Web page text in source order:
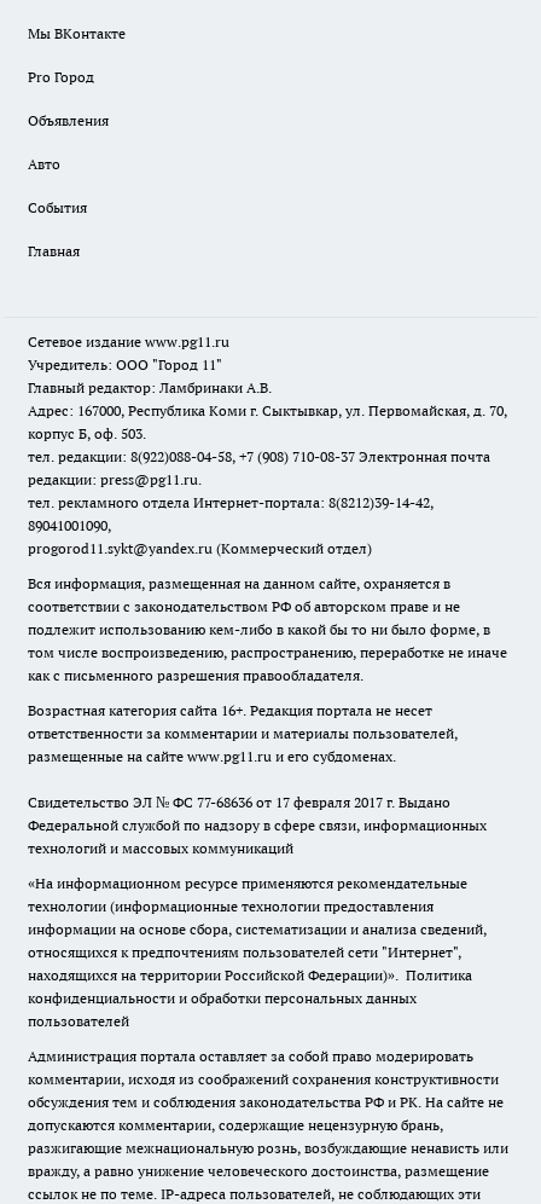
Мы ВКонтакте
Pro Город
Объявления
Авто
События
Главная
Сетевое издание www.pg11.ru
Учредитель: ООО "Город 11"
Главный редактор: Ламбринаки А.В.
Адрес: 167000, Республика Коми г. Сыктывкар, ул. Первомайская, д. 70,
корпус Б, оф. 503.
тел. редакции: 8(922)088-04-58, +7 (908) 710-08-37 Электронная почта
редакции: press@pg11.ru.
тел. рекламного отдела Интернет-портала: 8(8212)39-14-42,
89041001090,
progorod11.sykt@yandex.ru (Коммерческий отдел)
Вся информация, размещенная на данном сайте, охраняется в
соответствии с законодательством РФ об авторском праве и не
подлежит использованию кем-либо в какой бы то ни было форме, в
том числе воспроизведению, распространению, переработке не иначе
как с письменного разрешения правообладателя.
Возрастная категория сайта 16+. Редакция портала не несет
ответственности за комментарии и материалы пользователей,
размещенные на сайте www.pg11.ru и его субдоменах.
Свидетельство ЭЛ № ФС 77-68636 от 17 февраля 2017 г. Выдано
Федеральной службой по надзору в сфере связи, информационных
технологий и массовых коммуникаций
«На информационном ресурсе применяются рекомендательные
технологии (информационные технологии предоставления
информации на основе сбора, систематизации и анализа сведений,
относящихся к предпочтениям пользователей сети "Интернет",
находящихся на территории Российской Федерации)». Политика
конфиденциальности и обработки персональных данных
пользователей
Администрация портала оставляет за собой право модерировать
комментарии, исходя из соображений сохранения конструктивности
обсуждения тем и соблюдения законодательства РФ и РК. На сайте не
допускаются комментарии, содержащие нецензурную брань,
разжигающие межнациональную рознь, возбуждающие ненависть или
вражду, а равно унижение человеческого достоинства, размещение
ссылок не по теме. IP-адреса пользователей, не соблюдающих эти